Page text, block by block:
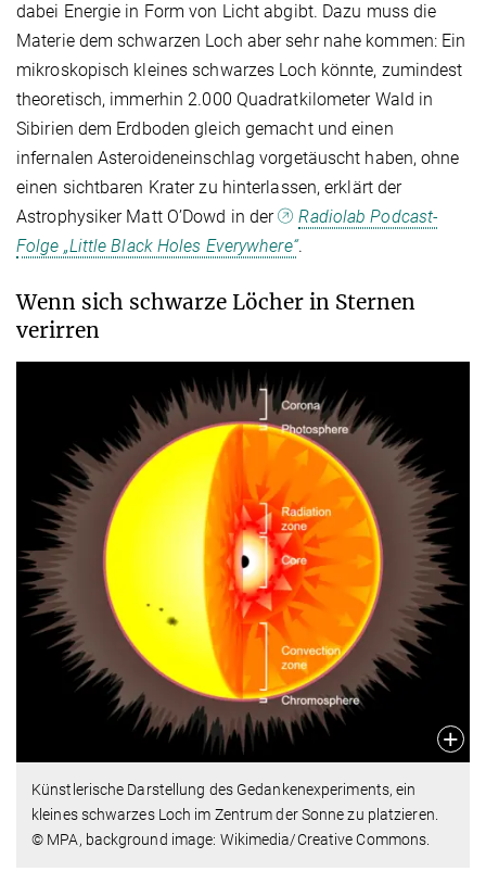
dabei Energie in Form von Licht abgibt. Dazu muss die
Materie dem schwarzen Loch aber sehr nahe kommen: Ein
mikroskopisch kleines schwarzes Loch könnte, zumindest
theoretisch, immerhin 2.000 Quadratkilometer Wald in
Sibirien dem Erdboden gleich gemacht und einen
infernalen Asteroideneinschlag vorgetäuscht haben, ohne
einen sichtbaren Krater zu hinterlassen, erklärt der
Astrophysiker Matt O’Dowd in der
Radiolab Podcast-
Folge „Little Black Holes Everywhere“.
Wenn sich schwarze Löcher in Sternen
verirren
Künstlerische Darstellung des Gedankenexperiments, ein
kleines schwarzes Loch im Zentrum der Sonne zu platzieren.
© MPA, background image: Wikimedia/Creative Commons.